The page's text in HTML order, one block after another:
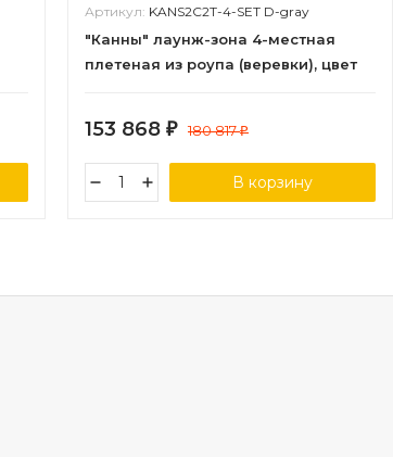
Артикул: KANS2C2T-4-SET D-gray
"Канны" лаунж-зона 4-местная
плетеная из роупа (веревки), цвет
153 868 ₽ 180 817₽
В корзину